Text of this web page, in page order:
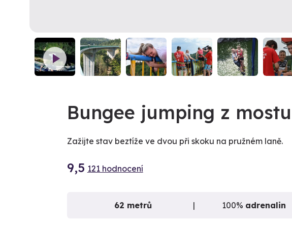
Bungee jumping z
Zažijte stav beztíže ve dvou při skoku na pružném laně.
9,5 121 hodnocení
62 metrů 100% adrenalin